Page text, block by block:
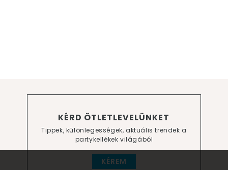
KÉRD ÖTLETLEVELÜNKET
Tippek, különlegességek, aktuális trendek a
partykellékek világából
KÉREM